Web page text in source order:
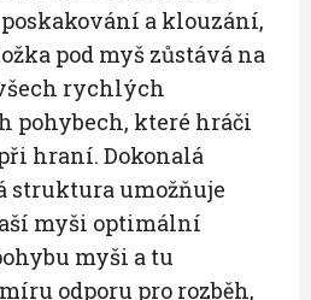
a klouzání,
pod myš zůstává na
rychlých
pohybech, které hráči
hraní. Dokonalá
struktura umožňuje
myši optimální
myši a tu
odporu pro rozběh,